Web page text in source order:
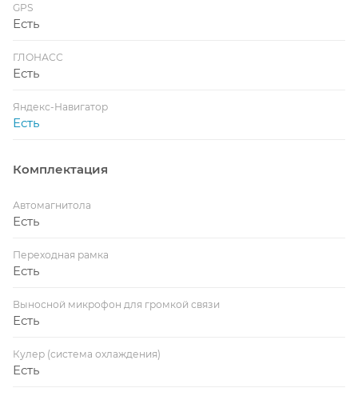
GPS
Есть
ГЛОНАСС
Есть
Яндекс-Навигатор
Есть
Комплектация
Автомагнитола
Есть
Переходная рамка
Есть
Выносной микрофон для громкой связи
Есть
Кулер (система охлаждения)
Есть